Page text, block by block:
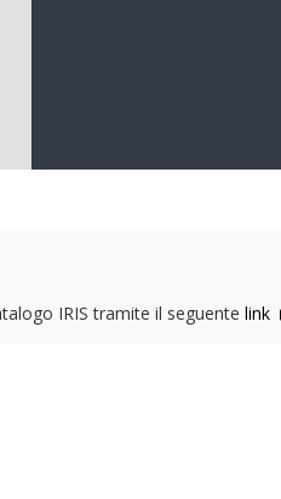
IRIS tramite il seguente link